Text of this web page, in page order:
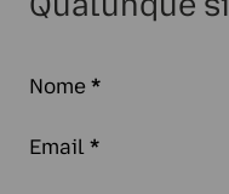
Nome *
Email *